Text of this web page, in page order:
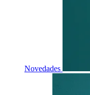
Novedades